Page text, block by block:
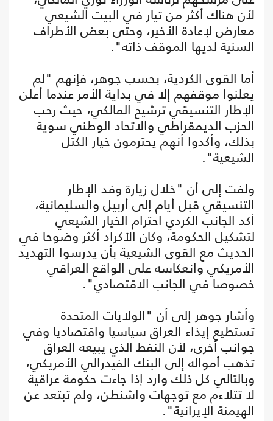
لأن هناك أكثر من تيار في البيت الشيعي
معارض لإعادة الأخير، وحتى بعض الأطراف
السنية لديها الموقف ذاته".
أما القوى الكردية، بحسب جوهر، فإنهم "لم
يعلنوا موقفهم إلا في بداية الأمر عندما أعلن
الإطار التنسيقي ترشيح المالكي، حيث رحب
الحزب الديمقراطي والاتحاد الوطني سوية
بذلك، وأكدوا أنهم يحترمون خيار الكتل
الشيعية".
ولفت إلى أن "خلال زيارة وفد الإطار
التنسيقي قبل أيام إلى أربيل والسليمانية،
أكد الجانب الكردي احترام الخيار الشيعي
لتشكيل الحكومة، وكان الأكراد أكثر وضوحا في
الحديث مع القوى الشيعية بأن يدرسوا التهديد
الأمريكي وانعكاسه على الواقع العراقي
خصوصا في الجانب الاقتصادي".
وأشار جوهر إلى أن "الولايات المتحدة
تستطيع إيذاء العراق سياسيا واقتصاديا وفي
جوانب أخرى، لأن النفط الذي يبيعه العراق
تذهب أمواله إلى البنك الفيدرالي الأمريكي،
وبالتالي كل ذلك وارد إذا جاءت حكومة عراقية
لا تتلاءم مع توجهات واشنطن، ولم تبتعد عن
الهيمنة الإيرانية".